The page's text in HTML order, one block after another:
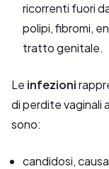
ricorrenti fuori
polipi, fibromi,
tratto genitale.
Le infezioni
di perdite vaginali
sono:
candidosi,